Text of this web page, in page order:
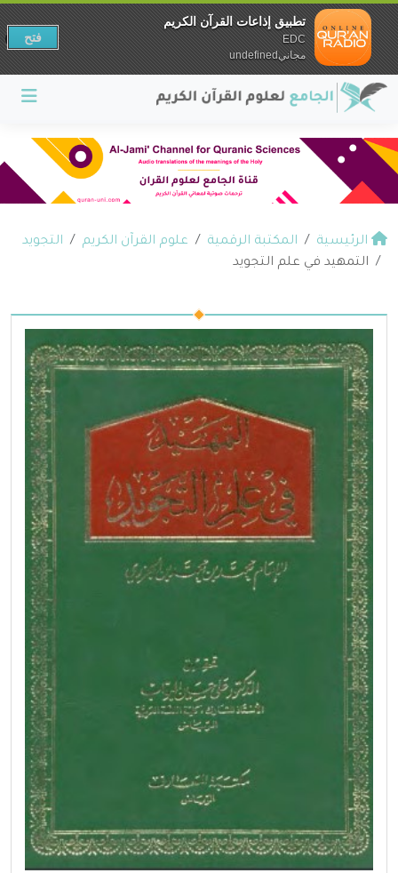
الرئيسية المكتبة الرقمية علوم القرآن الكريم
التجويد
التمهيد في علم التجويد
تطبيق إذاعات القرآن الكريم
EDC
مجانيundefined
فتح